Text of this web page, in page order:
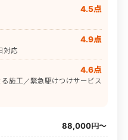
4.5点
4.9点
対応
4.6点
施工／緊急駆けつけサービス
88,000円〜